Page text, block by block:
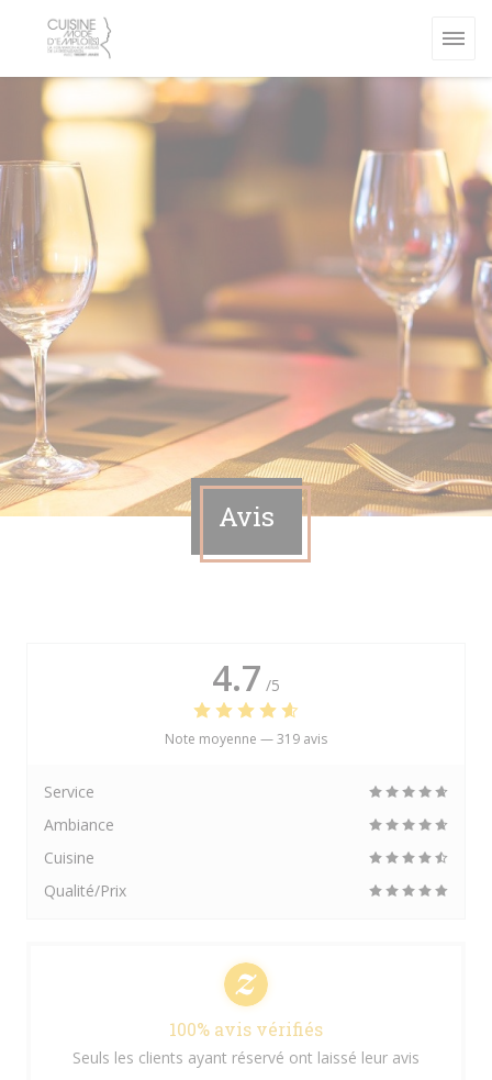
Avis
4.7 /5
Note moyenne —319 avis
Service
Ambiance
Cuisine
Qualité/Prix
100% avis vérifiés
Seuls les clients ayant réservé ont laissé leur avis